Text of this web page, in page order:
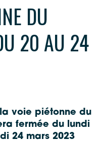
DU
20 AU 24
voie piétonne du
fermée du lundi
24 mars 2023